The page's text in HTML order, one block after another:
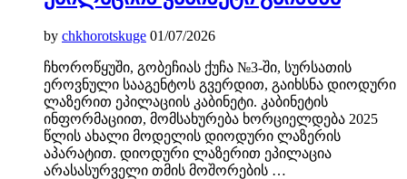
by chkhorotskuge 01/07/2026
ჩხოროწყუში, გობეჩიას ქუჩა №3-ში, სურსათის
ეროვნული სააგენტოს გვერდით, გაიხსნა დიოდური
ლაზერით ეპილაციის კაბინეტი. კაბინეტის
ინფორმაციით, მომსახურება ხორციელდება 2025
წლის ახალი მოდელის დიოდური ლაზერის
აპარატით. დიოდური ლაზერით ეპილაცია
არასასურველი თმის მოშორების …